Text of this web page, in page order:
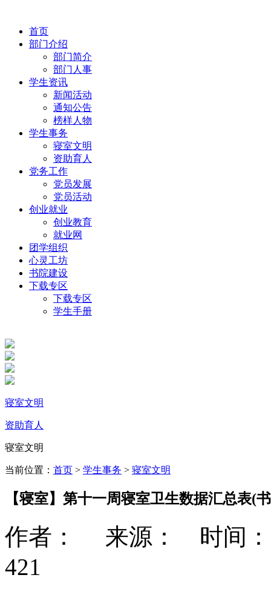
首页
部门介绍
部门简介
部门人事
学生资讯
新闻活动
通知公告
榜样人物
学生事务
寝室文明
资助育人
党务工作
党员发展
党员活动
创业就业
创业教育
就业网
团学组织
心灵工坊
书院建设
下载专区
下载专区
学生手册
寝室文明
资助育人
寝室文明
当前位置： 首页 > 学生事务 > 寝室文明
【寝室】第十一周寝室卫生数据汇总表(
作者： 来源： 时间：
421